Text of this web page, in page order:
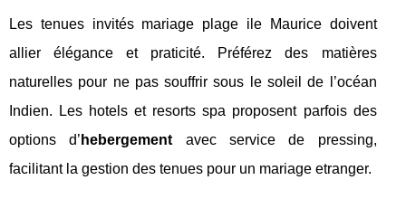
Les tenues invités mariage plage ile Maurice doivent
allier élégance et praticité. Préférez des matières
naturelles pour ne pas souffrir sous le soleil de l’océan
Indien. Les hotels et resorts spa proposent parfois des
options d’ hebergement avec service de pressing,
facilitant la gestion des tenues pour un mariage etranger.